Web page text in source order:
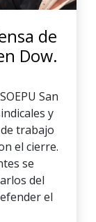
de
Dow.
San
y
trabajo
el cierre.
se
del
el